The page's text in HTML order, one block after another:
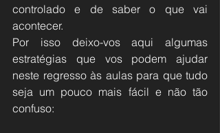
controlado e de saber o que vai
acontecer.
Por isso deixo-vos aqui algumas
estratégias que vos podem ajudar
neste regresso às aulas para que tudo
seja um pouco mais fácil e não tão
confuso: